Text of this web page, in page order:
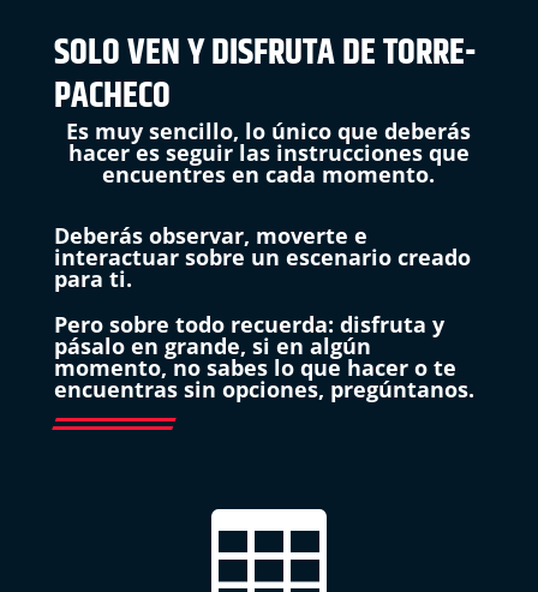
SOLO VEN Y DISFRUTA DE TORRE-
PACHECO
Es muy sencillo, lo único que deberás
hacer es seguir las instrucciones que
encuentres en cada momento.
Deberás observar, moverte e
interactuar sobre un escenario creado
para ti.
Pero sobre todo recuerda: disfruta y
pásalo en grande, si en algún
momento, no sabes lo que hacer o te
encuentras sin opciones, pregúntanos.
